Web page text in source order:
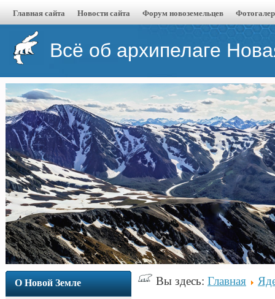
Главная сайта Новости сайта Форум новоземельцев
Всё об архипелаге
О Новой Земле Вы здесь: Главная